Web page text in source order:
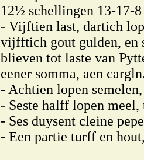
12½ schellingen 13-17-8
- Vijftien last, dartich
vijfftich gout gulden, en
blieven tot laste van
eener somma, aen
- Achtien lopen
- Seste halff lopen
- Ses duysent cleine
- Een partie turff en